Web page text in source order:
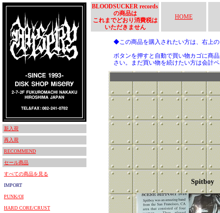
新入荷
再入荷
RECOMMEND
セール商品
すべての商品を見る
IMPORT
PUNK/OI
HARD CORE/CRUST
BLOODSUCKER records
の商品は
これまでどおり消費税は
いただきません
HOME
◆この商品を購入されたい方は、右上
ボタンを押すと自動で買い物カゴに商
さい。まだ買い物を続けたい方は会計
Spitboy